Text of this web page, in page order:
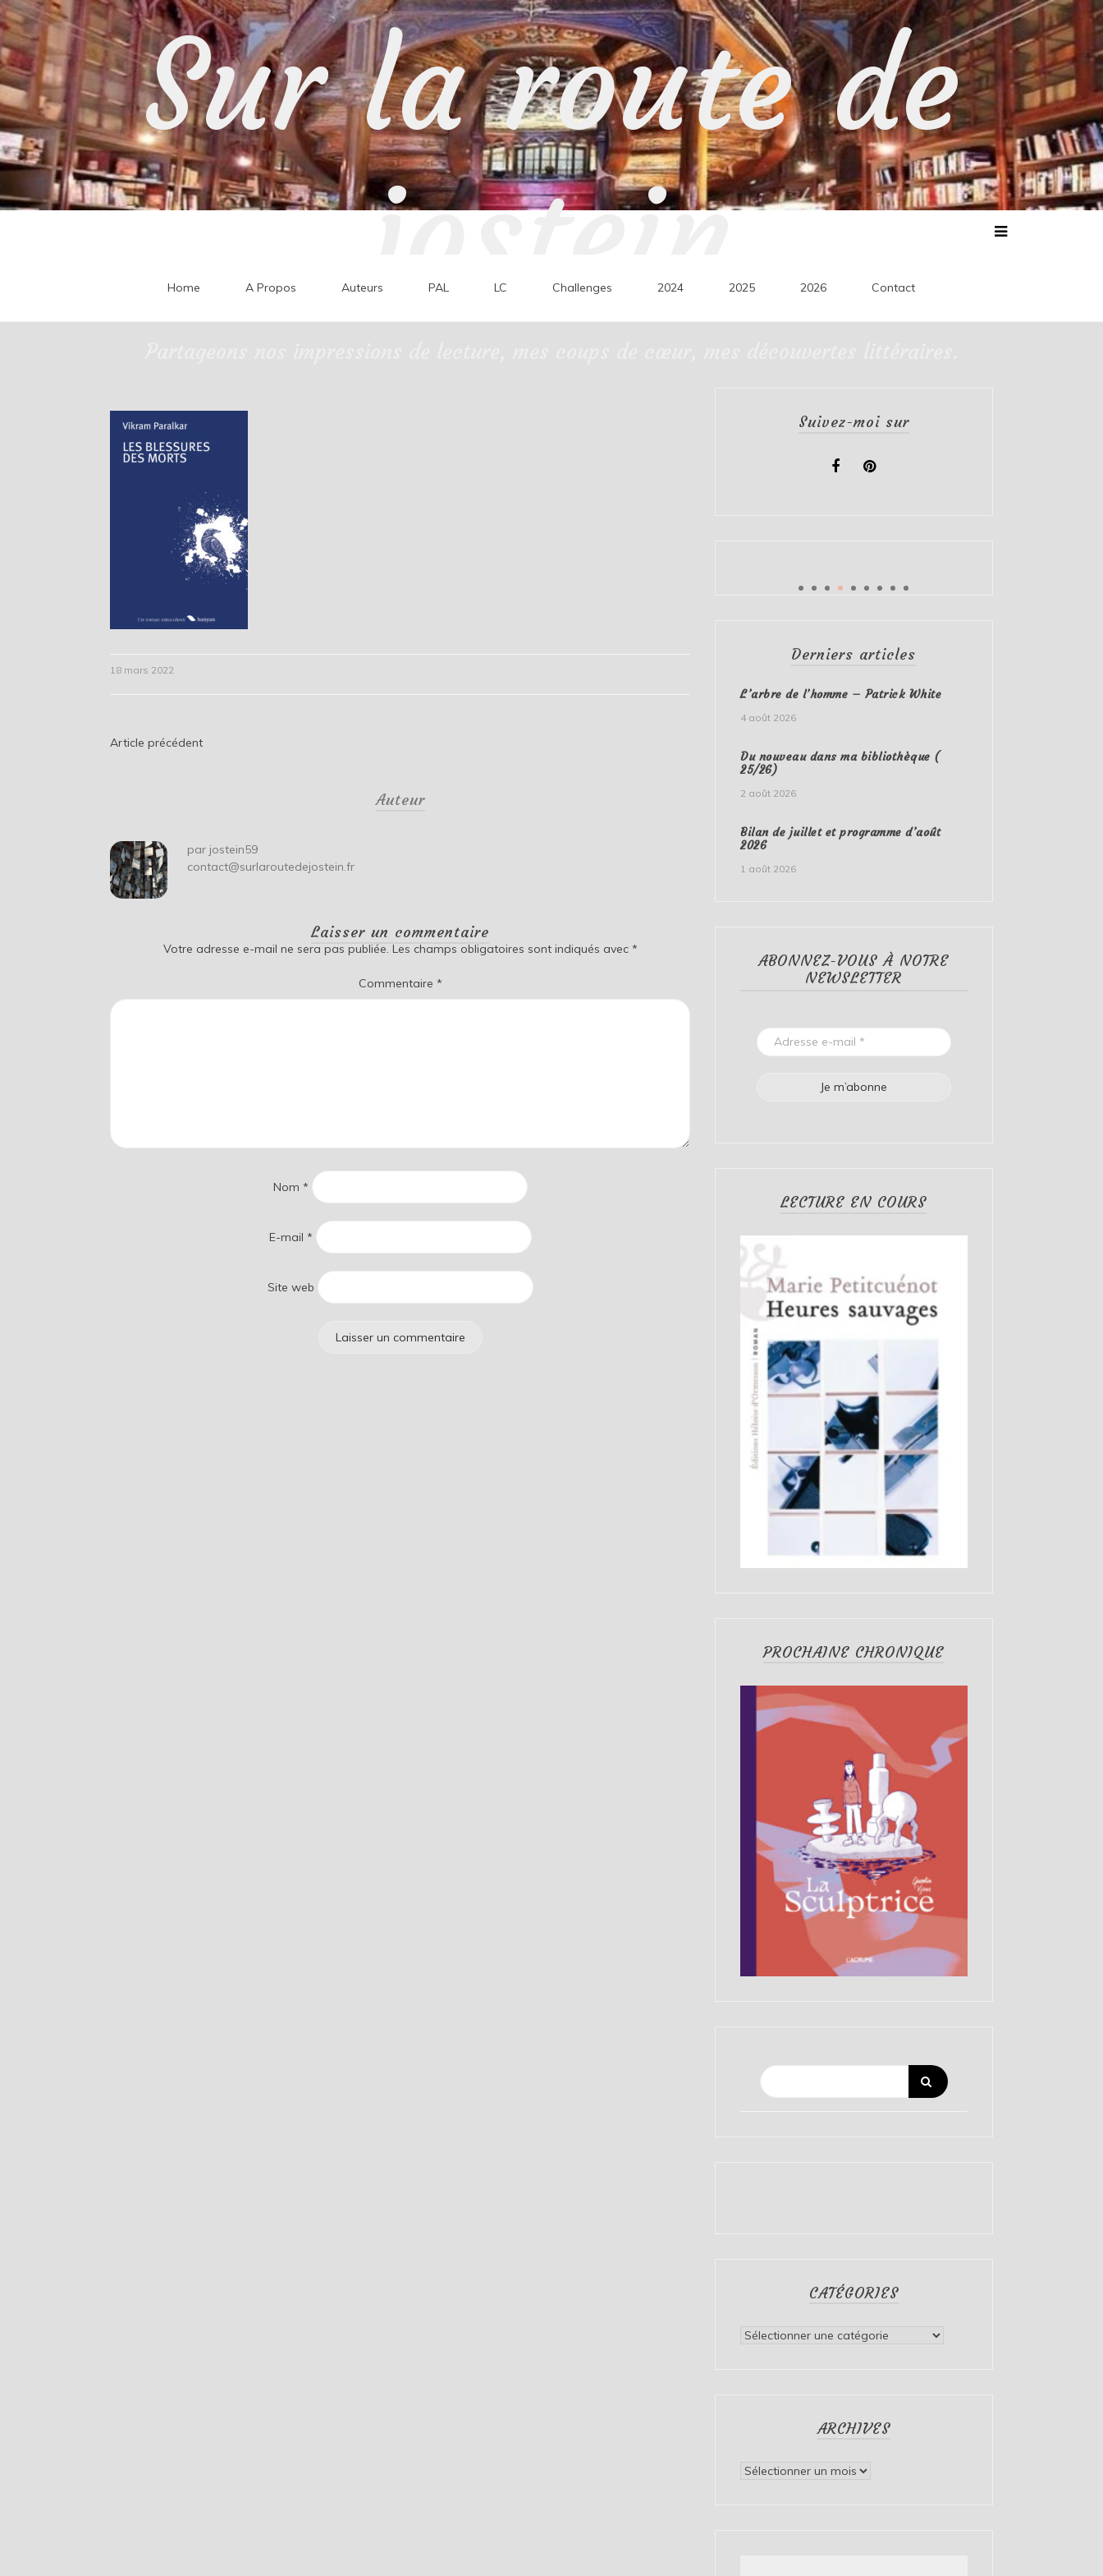
Skip
to
content
Sur la route de
jostein
Home A Propos Auteurs PAL LC Challenges 2024 2025 2026 Contact
18 mars 2022
Navigation
Article précédent
Auteur
par jostein59
contact@surlaroutedejostein.fr
Laisser un commentaire
Votre adresse e-mail ne sera pas publiée. Les champs obligatoires sont indiqués avec *
Commentaire *
Nom *
E-mail *
Site web
Suivez-moi sur
Derniers articles
L’arbre de l’homme – Patrick White
4 août 2026
Du nouveau dans ma bibliothèque (
25/26)
2 août 2026
Bilan de juillet et programme d’août
2026
1 août 2026
ABONNEZ-VOUS À NOTRE
NEWSLETTER
LECTURE EN COURS
PROCHAINE CHRONIQUE
CATÉGORIES
Catégories
ARCHIVES
Archives